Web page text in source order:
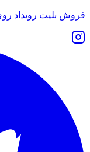
فروش بلیت رویداد